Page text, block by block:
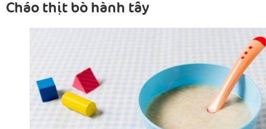
Cháo thịt bò hành tây